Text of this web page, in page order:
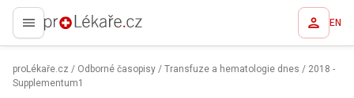
proLékaře.cz EN
proLékaře.cz / Odborné časopisy / Transfuze a hematologie dnes / 2018 -
Supplementum1